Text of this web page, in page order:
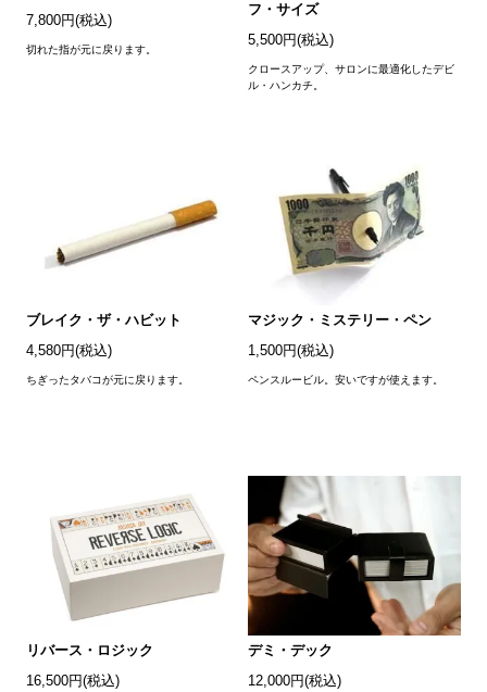
7,800円(税込)
切れた指が元に戻ります。
フ・サイズ
5,500円(税込)
クロースアップ、サロンに最適化したデビ
ル・ハンカチ。
ブレイク・ザ・ハビット
4,580円(税込)
ちぎったタバコが元に戻ります。
マジック・ミステリー・ペン
1,500円(税込)
ペンスルービル。安いですが使えます。
リバース・ロジック
16,500円(税込)
デミ・デック
12,000円(税込)